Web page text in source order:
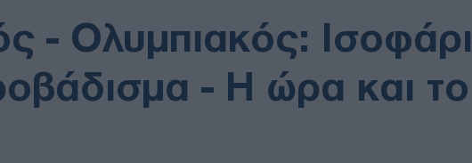
ΥΓΕΙΑ
ΑΡΘΡΟΓΡΑΦΙΑ
- Ολυμπιακός:
- Η ώρα και το